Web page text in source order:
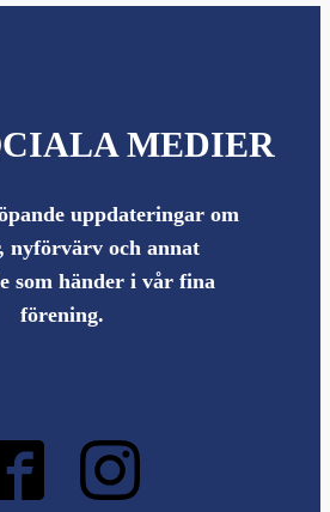
MEDIER
uppdateringar om
nyförvärv och annat
som händer i vår fina
förening.